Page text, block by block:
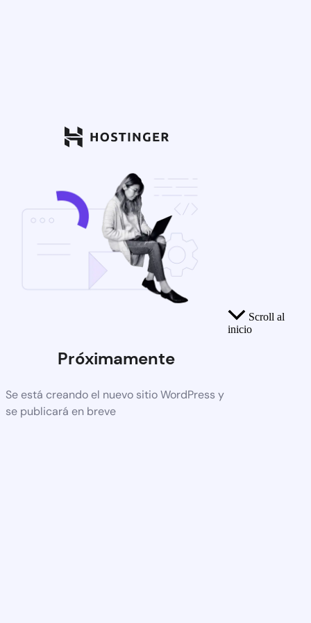
Próximamente
Se está creando el nuevo sitio WordPress y
se publicará en breve
Scroll al
inicio